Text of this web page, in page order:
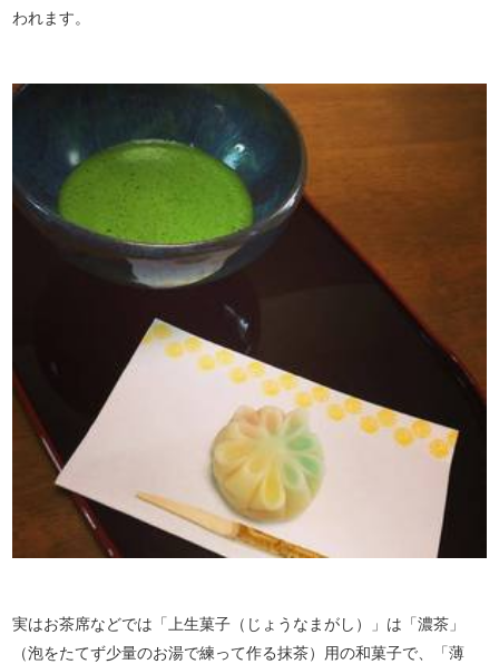
われます。
実はお茶席などでは「上生菓子（じょうなまがし）」は「濃茶」
（泡をたてず少量のお湯で練って作る抹茶）用の和菓子で、「薄